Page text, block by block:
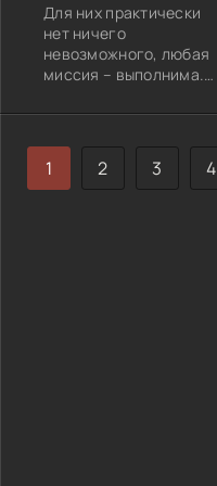
Для них практически
нет ничего
невозможного, любая
миссия – выполнима.
спецотряд
«Морские котики». Они
1 2 3 4